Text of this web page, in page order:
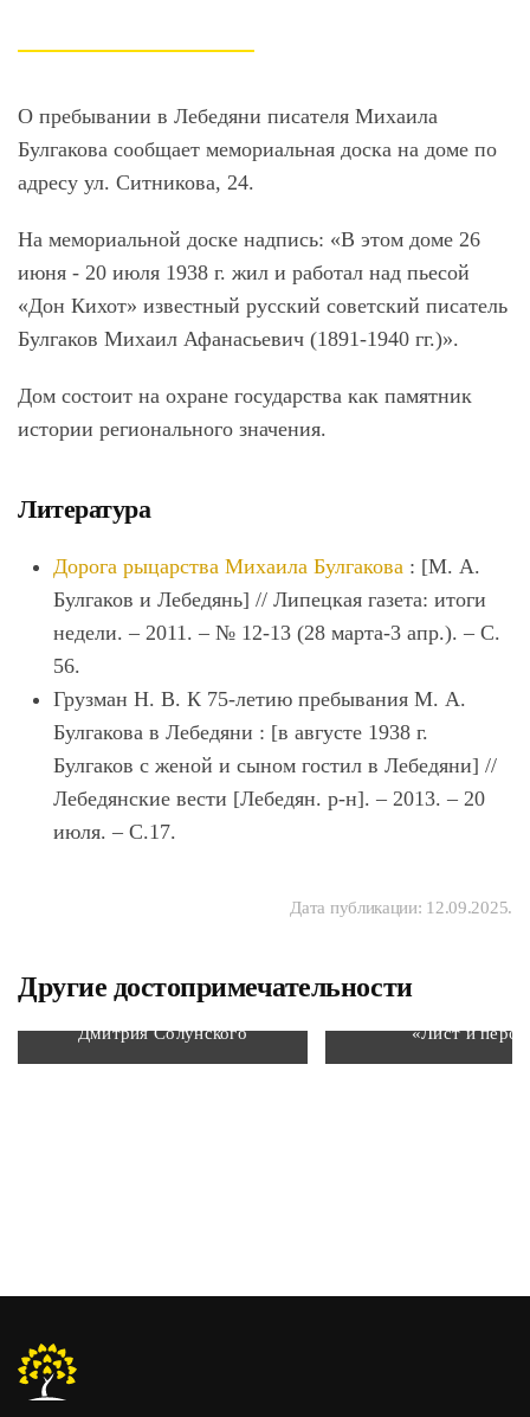
О пребывании в Лебедяни писателя Михаила
Булгакова сообщает мемориальная доска на доме по
адресу ул. Ситникова, 24.
На мемориальной доске надпись: «В этом доме 26
июня - 20 июля 1938 г. жил и работал над пьесой
«Дон Кихот» известный русский советский писатель
Булгаков Михаил Афанасьевич (1891-1940 гг.)».
Дом состоит на охране государства как памятник
истории регионального значения.
Литература
Дорога рыцарства Михаила Булгакова : [М. А.
Булгаков и Лебедянь] // Липецкая газета: итоги
недели. – 2011. – № 12-13 (28 марта-3 апр.). – С.
56.
Грузман Н. В. К 75-летию пребывания М. А.
Булгакова в Лебедяни : [в августе 1938 г.
Булгаков с женой и сыном гостил в Лебедяни] //
Лебедянские вести [Лебедян. р-н]. – 2013. – 20
июля. – С.17.
Дата публикации: 12.09.2025.
Другие достопримечательности
Храм святого великомученика
Дмитрия Солунского
«Лист и перо»